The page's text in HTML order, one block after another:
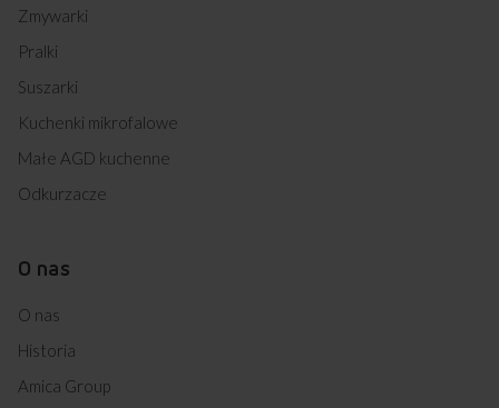
Zmywarki
Pralki
Suszarki
Kuchenki mikrofalowe
Małe AGD kuchenne
Odkurzacze
O nas
O nas
Historia
Amica Group